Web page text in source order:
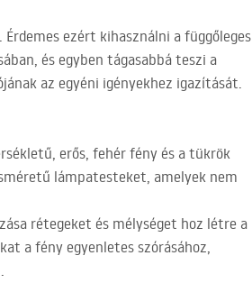
ezért kihasználni a függőleges
és egyben tágasabbá teszi a
az egyéni igényekhez igazítását.
erős, fehér fény és a tükrök
lámpatesteket, amelyek nem
rétegeket és mélységet hoz létre a
a fény egyenletes szórásához,